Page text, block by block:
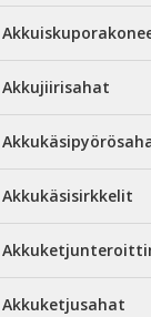
Akkujiirisahat
Akkukäsisirkkelit
Akkuketjusahat